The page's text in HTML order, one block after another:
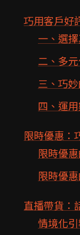
巧用客戶好
一、選
二、多
三、巧
四、運
限時優惠：
限時優
限時優
直播帶貨：
情境化